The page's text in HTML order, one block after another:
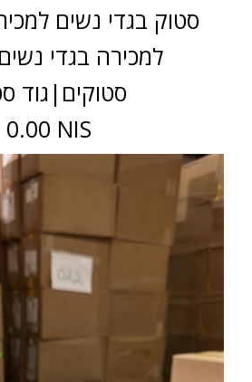
סטוק בגדי נשים
למכירה בגדי
סטוקים|גוד
0.00 NIS